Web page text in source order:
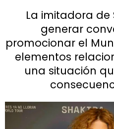
La imitadora de
generar
promocionar el
elementos
una situación